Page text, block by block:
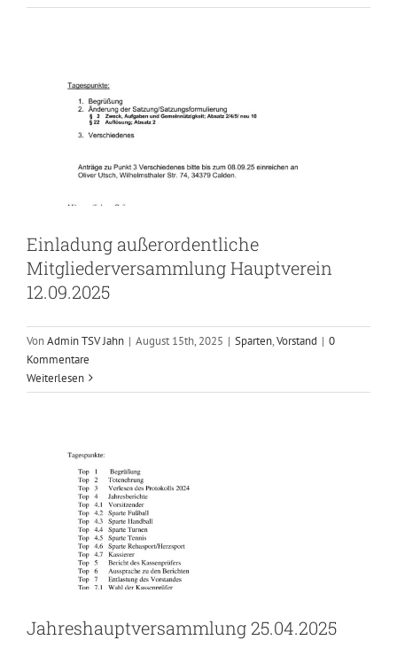
Mitgliederversammlung Hauptverein
Einladung außerordentliche
Mitgliederversammlung Hauptverein
12.09.2025
VonAdmin TSV Jahn | August 15th, 2025 | Sparten,Vorstand | 0
Kommentare
Weiterlesen
Jahreshauptversammlung 25.04.2025
Jahreshauptversammlung 25.04.2025